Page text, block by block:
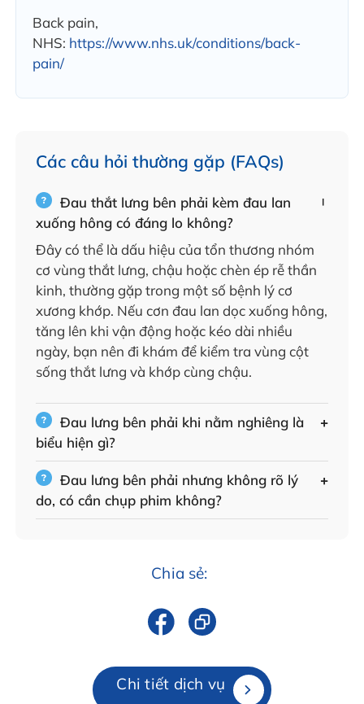
Back pain,
NHS: https://www.nhs.uk/conditions/back-
pain/
Các câu hỏi thường gặp (FAQs)
Đau thắt lưng bên phải kèm đau lan
xuống hông có đáng lo không?
Đây có thể là dấu hiệu của tổn thương nhóm
cơ vùng thắt lưng, chậu hoặc chèn ép rễ thần
kinh, thường gặp trong một số bệnh lý cơ
xương khớp. Nếu cơn đau lan dọc xuống hông,
tăng lên khi vận động hoặc kéo dài nhiều
ngày, bạn nên đi khám để kiểm tra vùng cột
sống thắt lưng và khớp cùng chậu.
Đau lưng bên phải khi nằm nghiêng là
biểu hiện gì?
Đau lưng bên phải nhưng không rõ lý
do, có cần chụp phim không?
Chia sẻ:
Chi tiết dịch vụ